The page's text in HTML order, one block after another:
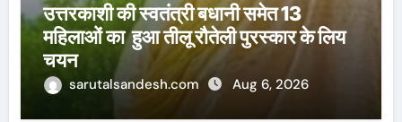
उत्तरकाशी की स्वतंत्री बधानी समेत 13
महिलाओं का हुआ तीलू रौतेली पुरस्कार के लिय
चयन
sarutalsandesh.com Aug 6, 2026